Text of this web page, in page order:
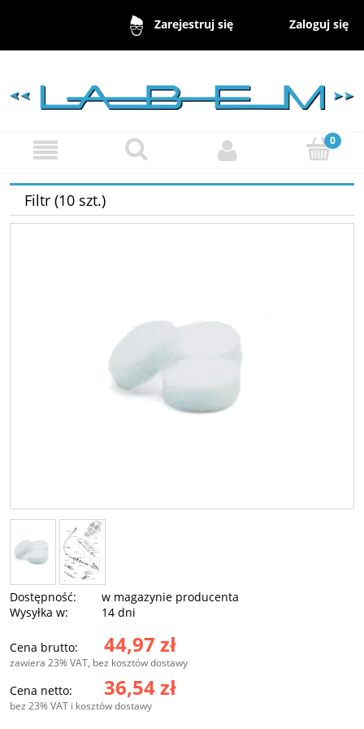
Zarejestruj się Zaloguj się
Filtr (10 szt.)
Dostępność:
w magazynie producenta
Wysyłka w:
14 dni
Cena brutto: 44,97 zł
zawiera 23% VAT, bez kosztów dostawy
Cena netto: 36,54 zł
bez 23% VAT i kosztów dostawy